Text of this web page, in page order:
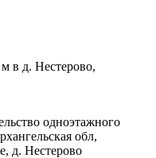
в д. Нестерово,
одноэтажного
обл,
д. Нестерово